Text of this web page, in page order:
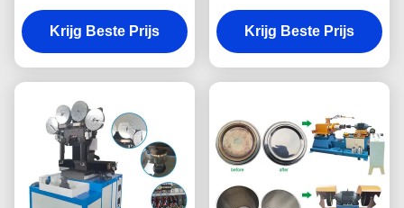
servomotorKookgerei
voor de Bodem van de
Aluminiumpot het
Krijg Beste Prijs
Machine voor
Kookgereis oppoetsen
Krijg Beste Prijs